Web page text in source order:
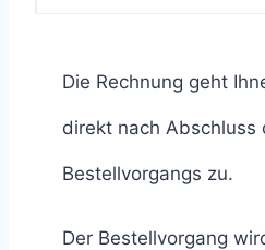
Die Rechnung geht
direkt nach Abschluss
Bestellvorgangs zu.
Der Bestellvorgang